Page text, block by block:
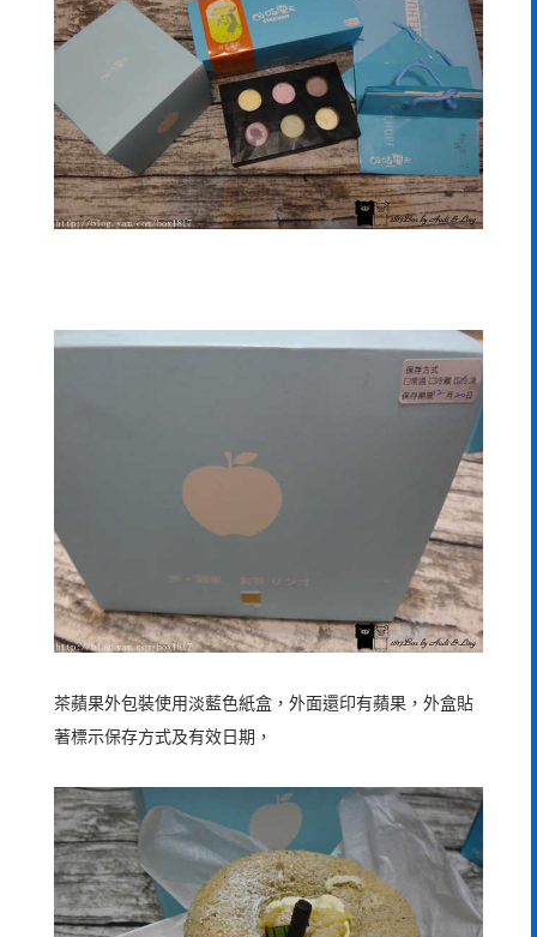
茶蘋果外包裝使用淡藍色紙盒，外面還印有蘋果，外盒貼
著標示保存方式及有效日期，